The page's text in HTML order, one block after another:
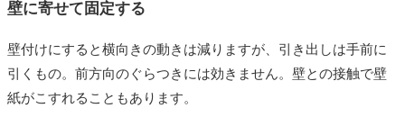
壁に寄せて固定する
壁付けにすると横向きの動きは減りますが、引き出しは手前に
引くもの。前方向のぐらつきには効きません。壁との接触で壁
紙がこすれることもあります。